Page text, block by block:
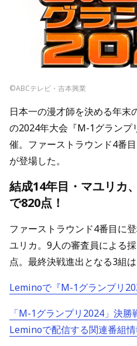
©ABCテレビ・吉本興業
日本一の漫才師を決める年末
の2024年大会『M-1グランプ
催。ファーストラウンド4番
が登場した。
結成14年目・マユリカ
で820点！
ファーストラウンド4番目に
ユリカ。9人の審査員による
点。最終決戦進出となる3組
Leminoで『M-1グランプリ
「M-1グランプリ2024」決
Leminoで配信する関連番組